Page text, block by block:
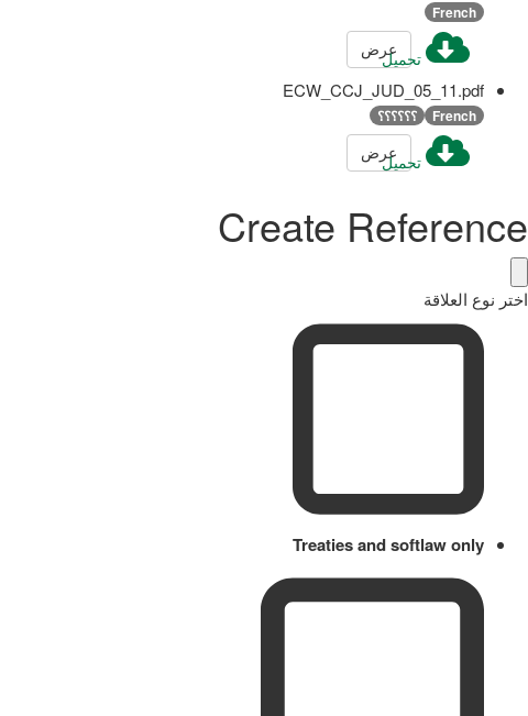
French
تحميلعرض
ECW_CCJ_JUD_05_11.pdf
French ؟؟؟؟؟؟
تحميلعرض
Create Reference
اختر نوع العلاقة
Treaties and softlaw only